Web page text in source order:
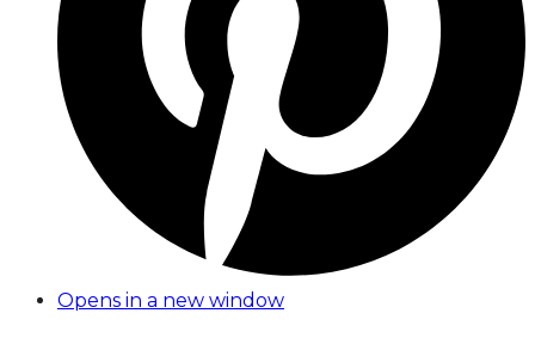
Opens in a new window